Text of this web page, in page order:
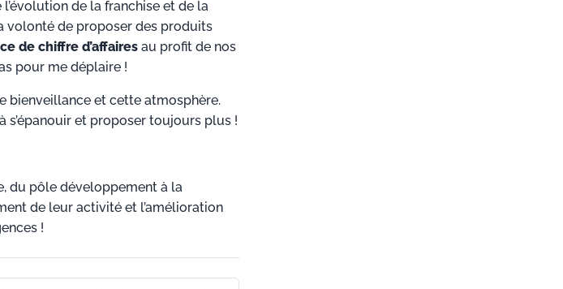
de la franchise et de la
volonté de proposer des produits
de chiffre d’affaires au profit de nos
pour me déplaire !
bienveillance et cette atmosphère.
s’épanouir et proposer toujours plus !
du pôle développement à la
de leur activité et l’amélioration
!